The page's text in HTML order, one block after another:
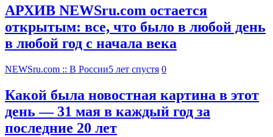
АРХИВ NEWSru.com остается
открытым: все, что было в любой день
в любой год с начала века
NEWSru.com :: В России5 лет спустя 0
Какой была новостная картина в этот
день — 31 мая в каждый год за
последние 20 лет